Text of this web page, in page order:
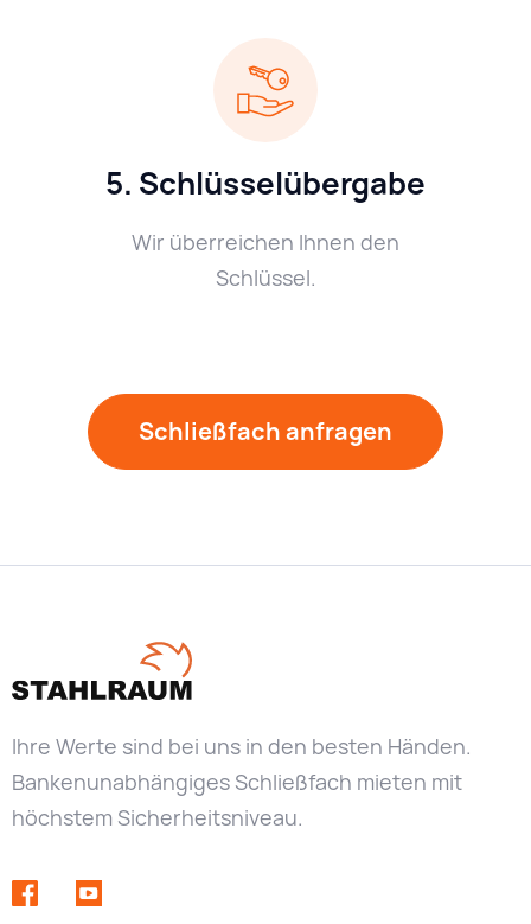
5. Schlüsselübergabe
Wir überreichen Ihnen den
Schlüssel.
Schließfach anfragen
Ihre Werte sind bei uns in den besten Händen.
Bankenunabhängiges Schließfach mieten mit
höchstem Sicherheitsniveau.